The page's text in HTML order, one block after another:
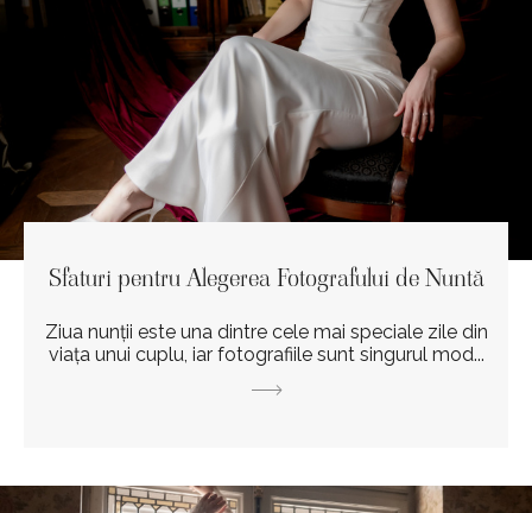
Sfaturi pentru Alegerea Fotografului de Nuntă
Ziua nunții este una dintre cele mai speciale zile din
viața unui cuplu, iar fotografiile sunt singurul mod...